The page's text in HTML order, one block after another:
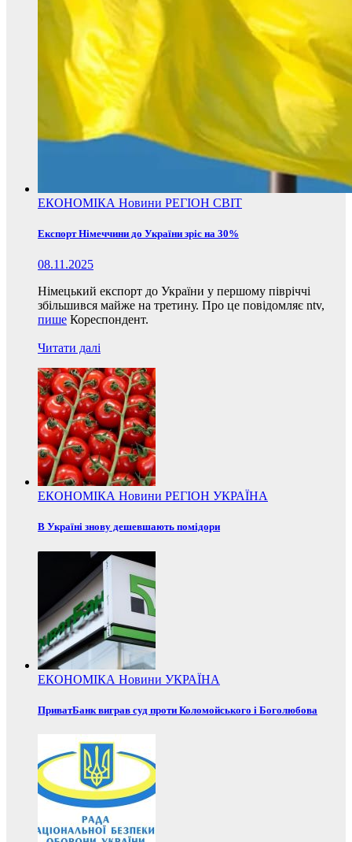
ЕКОНОМІКА Новини РЕГІОН СВІТ
Експорт Німеччини до України зріс на 30%
08.11.2025
Німецький експорт до України у першому півріччі
збільшився майже на третину. Про це повідомляє ntv,
пише Кореспондент.
Читати далі
ЕКОНОМІКА Новини РЕГІОН УКРАЇНА
В Україні знову дешевшають помідори
ЕКОНОМІКА Новини УКРАЇНА
ПриватБанк виграв суд проти Коломойського і Боголюбова